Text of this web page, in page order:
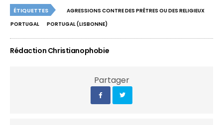
ÉTIQUETTES
AGRESSIONS CONTRE DES PRÊTRES OU DES RELIGIEUX
PORTUGAL
PORTUGAL (LISBONNE)
Rédaction Christianophobie
Partager